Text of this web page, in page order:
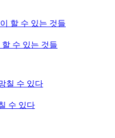
수 있는 것들
수 있다